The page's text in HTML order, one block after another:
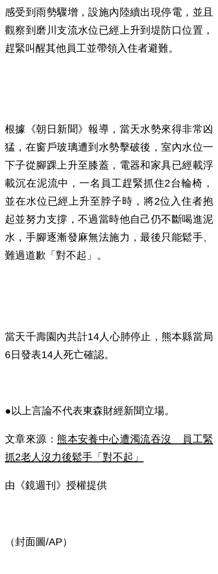
感受到雨勢驟增，設施內陸續出現停電，並且
觀察到磨川支流水位已經上升到堤防口位置，
趕緊叫醒其他員工並帶領入住者避難。
根據《朝日新聞》報導，當天水勢來得非常凶
猛，在窗戶玻璃遭到水勢擊破後，室內水位一
下子從腳踝上升至膝蓋，電器和家具已經載浮
載沉在泥流中，一名員工趕緊抓住2台輪椅，
並在水位已經上升至脖子時，將2位入住者抱
起並努力支撐，不過當時他自己仍不斷喝進泥
水，手腳逐漸發麻無法施力，最後只能鬆手、
難過道歉「對不起」。
當天千壽園內共計14人心肺停止，熊本縣當局
6日發表14人死亡確認。
●以上言論不代表東森財經新聞立場。
文章來源： 熊本安養中心遭濁流吞沒 員工緊
抓2老人沒力後鬆手「對不起」
由《鏡週刊》授權提供
（封面圖/AP）